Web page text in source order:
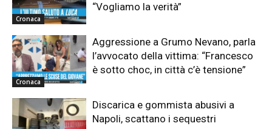
Cronaca
“Vogliamo la verità”
Cronaca
Aggressione a Grumo Nevano, parla
l’avvocato della vittima: “Francesco
è sotto choc, in città c’è tensione”
Discarica e gommista abusivi a
Napoli, scattano i sequestri